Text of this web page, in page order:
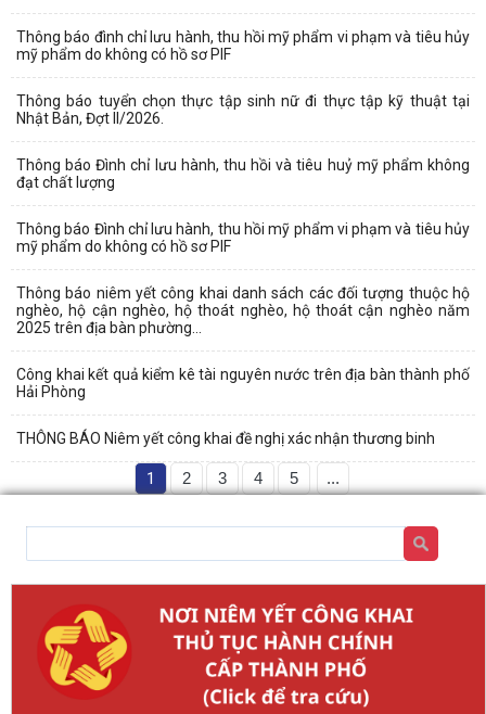
Thông báo đình chỉ lưu hành, thu hồi mỹ phẩm vi phạm và tiêu hủy
mỹ phẩm do không có hồ sơ PIF
Thông báo tuyển chọn thực tập sinh nữ đi thực tập kỹ thuật tại
Nhật Bản, Đợt II/2026.
Thông báo Đình chỉ lưu hành, thu hồi và tiêu huỷ mỹ phẩm không
đạt chất lượng
Thông báo Đình chỉ lưu hành, thu hồi mỹ phẩm vi phạm và tiêu hủy
mỹ phẩm do không có hồ sơ PIF
Thông báo niêm yết công khai danh sách các đối tượng thuộc hộ
nghèo, hộ cận nghèo, hộ thoát nghèo, hộ thoát cận nghèo năm
2025 trên địa bàn phường...
Công khai kết quả kiểm kê tài nguyên nước trên địa bàn thành phố
Hải Phòng
THÔNG BÁO Niêm yết công khai đề nghị xác nhận thương binh
1 2 3 4 5 ...